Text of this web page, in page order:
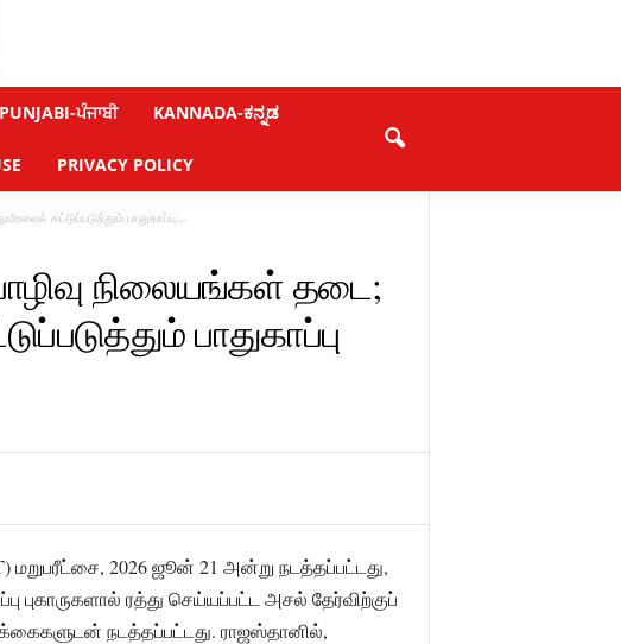
PUNJABI-ਪੰਜਾਬੀ KANNADA-ಕನ್ನಡ
PRIVACY POLICY
கட்டுப்படுத்தும் பாதுகாப்பு...
நிலையங்கள் தடை;
பாதுகாப்பு
மறுபரீட்சை, 2026 ஜூன் 21 அன்று நடத்தப்பட்டது,
புகாருகளால் ரத்து செய்யப்பட்ட அசல் தேர்விற்குப்
நடத்தப்பட்டது. ராஜஸ்தானில்,